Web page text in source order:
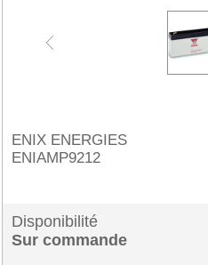
ENIX ENERGIES
ENIAMP9212
Disponibilité
Sur commande